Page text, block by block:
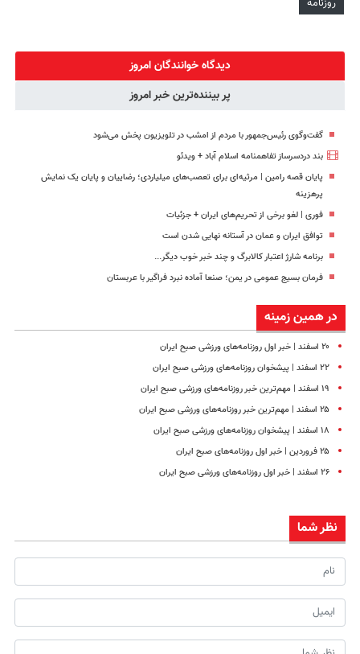
روزنامه
دیدگاه خوانندگان امروز
پر بیننده‌ترین خبر امروز
گفت‌وگوی رئیس‌جمهور با مردم از امشب در تلویزیون پخش می‌شود
بند دردسرساز تفاهمنامه اسلام آباد + ویدئو
پایان قصه رامین | مرثیه‌ای برای تعصب‌های میلیاردی؛ رضاییان و پایان یک نمایش
پرهزینه
فوری | لغو برخی از تحریم‌های ایران + جزئیات
توافق ایران و عمان در آستانه نهایی شدن است
برنامه شارژ اعتبار کالابرگ و چند خبر خوب دیگر...
فرمان بسیج عمومی در یمن؛ صنعا آماده نبرد فراگیر با عربستان
در همین زمینه
۲۰ اسفند | خبر اول روزنامه‌های ورزشی صبح ایران
۲۲ اسفند | پیشخوان روزنامه‌های ورزشی صبح ایران
۱۹ اسفند | مهم‌ترین خبر روزنامه‌های ورزشی صبح ایران
۲۵ اسفند | مهم‌ترین خبر روزنامه‌های ورزشی صبح ایران
۱۸ اسفند | پیشخوان روزنامه‌های ورزشی صبح ایران
۲۵ فروردین | خبر اول روزنامه‌های صبح ایران
۲۶ اسفند | خبر اول روزنامه‌های ورزشی صبح ایران
نظر شما